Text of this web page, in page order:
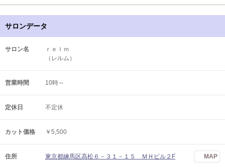
サロンデータ
サロン名
ｒｅｌｍ
（レルム）
営業時間 10時～
定休日 不定休
カット価格 ￥5,500
住所 東京都練馬区高松６－３１－１５ ＭＨビル２F MAP